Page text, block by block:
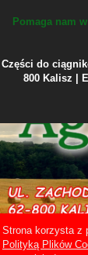
Strona korzysta z
Polityką Plików
Pomaga nam
Części do
800 Kalisz |